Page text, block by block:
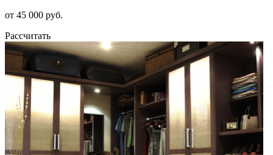
от 45 000 руб.
Рассчитать